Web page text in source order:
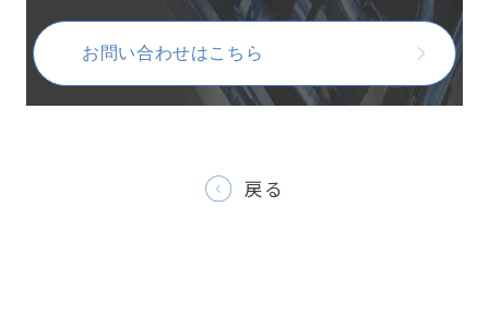
お問い合わせはこちら
戻る